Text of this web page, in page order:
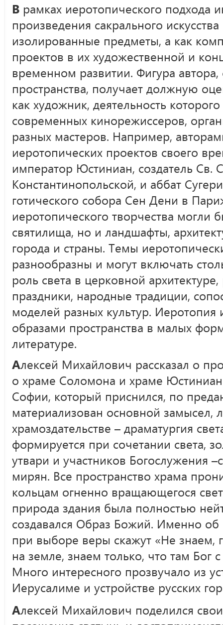
В рамках иеротопического подхода
произведения сакрального
изолированные предметы, а как
проектов в их художественной и
временном развитии. Фигура автора,
пространства, получает должную
как художник, деятельность
современных кинорежиссеров,
разных мастеров. Например,
иеротопических проектов своего
император Юстиниан, создатель Св.
Константинопольской, и аббат
готического собора Сен Дени в
иеротопического творчества могли
святилища, но и ландшафты,
города и страны. Темы
разнообразны и могут включать
роль света в церковной
праздники, народные традиции,
моделей разных культур. Иеротопия
образами пространства в малых
литературе.
Алексей Михайлович рассказал о
о храме Соломона и храме
Софии, который приснился, по
материализован основной замысел,
храмоздательстве – драматургия
формируется при сочетании света,
утвари и участников Богослужения
мирян. Все пространство храма
кольцам огненно вращающегося
природа здания была полностью
создавался Образ Божий. Именно
при выборе веры скажут «Не знаем,
на земле, знаем только, что там Бог
Много интересного прозвучало из
Иерусалиме и устройстве русских
Алексей Михайлович поделился